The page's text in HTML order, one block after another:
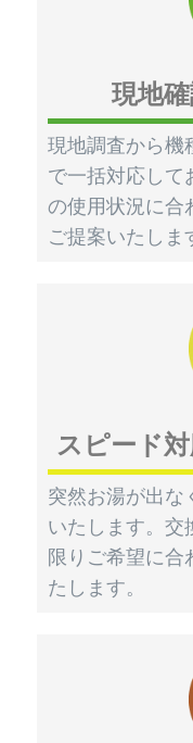
現地
現地調査から機
で一括対応して
の使用状況に合
ご提案いたしま
スピード
突然お湯が出な
いたします。交
限りご希望に合
たします。